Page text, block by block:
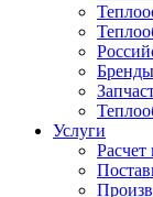
Услуги